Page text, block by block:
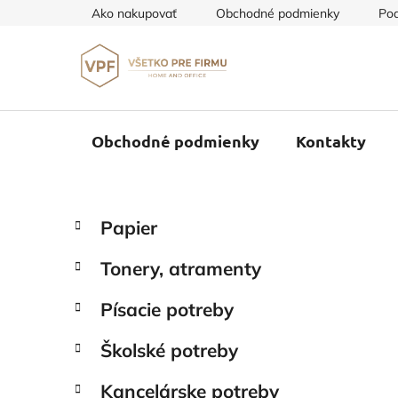
Ako nakupovať Obchodné podmienky
Obchodné podmienky Kontakty
B
č
ý
a
n
kategórie
K
a
e
ó
i
Papier
Tonery, atramenty
Písacie potreby
Školské potreby
Kancelárske potreby